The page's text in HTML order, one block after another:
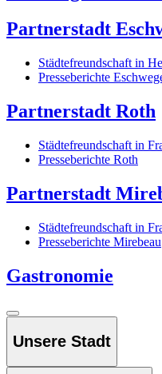
Partnerstadt
Städtefreundschaft in
Presseberichte
Partnerstadt Roth
Städtefreundschaft in
Presseberichte Roth
Partnerstadt
Städtefreundschaft in
Presseberichte Mirebeau
Gastronomie
Unsere Stadt